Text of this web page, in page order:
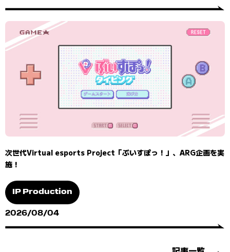
次世代Virtual esports Project「ぶいすぽっ！」、ARG企画を実
施！
IP Production
2026/08/04